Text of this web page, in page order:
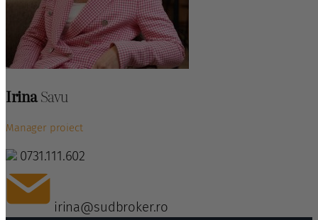
IrinaSavu
Manager proiect
0731.111.602
irina@sudbroker.ro